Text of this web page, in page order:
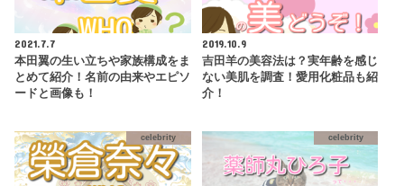
2021.7.7
本田翼の生い立ちや家族構成をま
とめて紹介！名前の由来やエピソ
ードと画像も！
2019.10.9
吉田羊の美容法は？実年齢を感じ
ない美肌を調査！愛用化粧品も紹
介！
celebrity celebrity